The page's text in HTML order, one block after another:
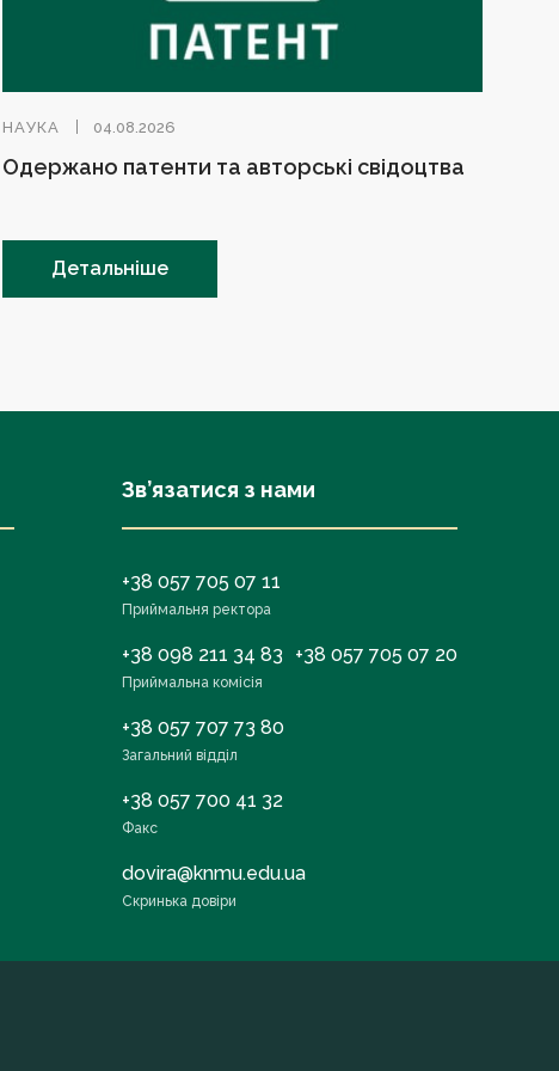
НАУКА 04.08.2026
Одержано патенти та авторські свідоцтва
Детальніше
Зв’язатися з нами
+38 057 705 07 11
Приймальня ректора
+38 098 211 34 83 +38 057 705 07 20
Приймальна комісія
+38 057 707 73 80
Загальний відділ
+38 057 700 41 32
Факс
dovira@knmu.edu.ua
Скринька довіри